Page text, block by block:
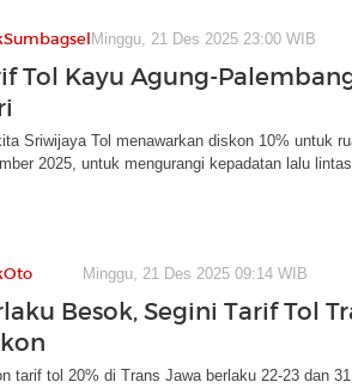
Minggu, 21 Des 2025 23:00 WIB
Tol Kayu Agung-
Sriwijaya Tol menawarkan diskon 10% untuk
2025, untuk mengurangi kepadatan lalu
Minggu, 21 Des 2025 09:14 WIB
Besok, Segini Tarif Tol
tarif tol 20% di Trans Jawa berlaku 22-23 dan